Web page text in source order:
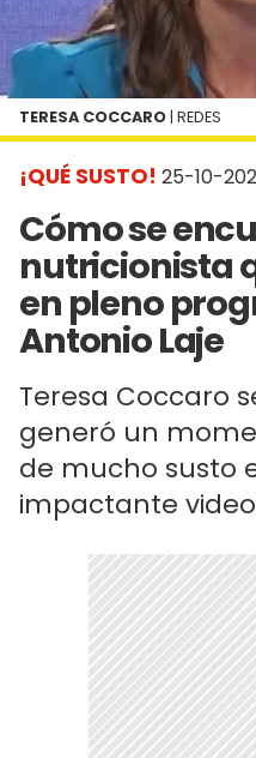
¡QUÉ SUSTO! 25-10-
Cómo se
nutricionista
en pleno
Antonio Laje
Teresa Coccaro
generó un
de mucho susto
impactante
TERESA COCCARO | REDES